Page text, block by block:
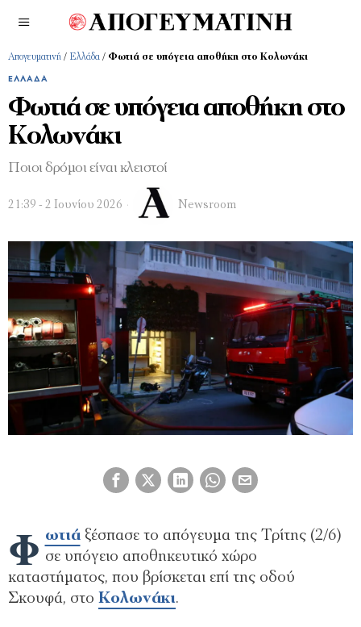
Απογευματινή / Ελλάδα / Φωτιά σε υπόγεια αποθήκη στο Κολωνάκι
ΕΛΛΆΔΑ
Φωτιά σε υπόγεια αποθήκη στο
Κολωνάκι
Ποιοι δρόμοι είναι κλειστοί
21:39 - 2 Ιουνίου 2026 Newsroom
Φ ωτιά ξέσπασε το απόγευμα της Τρίτης (2/6)
σε υπόγειο αποθηκευτικό χώρο
καταστήματος, που βρίσκεται επί της οδού
Σκουφά, στο Κολωνάκι.